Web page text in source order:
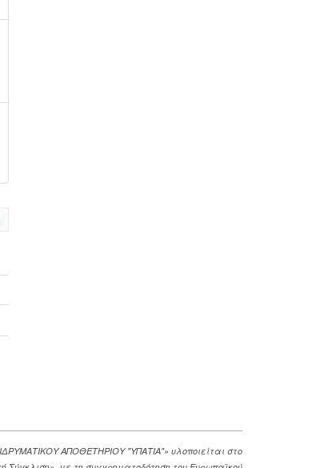
ΑΠΟΘΕΤΗΡΙΟΥ "ΥΠΑΤΙΑ"» υλοποιείται στο